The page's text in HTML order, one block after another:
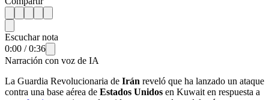
Escuchar nota
0:00 /0:36
Narración con voz de IA
La Guardia Revolucionaria de Irán reveló que ha lanzado un ataque
contra una base aérea de Estados Unidos en Kuwait en respuesta a